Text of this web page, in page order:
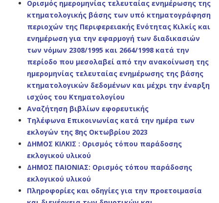
Ορισμός ημερομηνίας τελευταίας ενημέρωσης της
κτηματολογικής βάσης των υπό κτηματογράφηση
περιοχών της Περιφερειακής Ενότητας Κιλκίς και
ενημέρωση για την εφαρμογή των διαδικασιών
των νόμων 2308/1995 και 2664/1998 κατά την
περίοδο που μεσολαβεί από την ανακοίνωση της
ημερομηνίας τελευταίας ενημέρωσης της βάσης
κτηματολογικών δεδομένων και μέχρι την έναρξη
ισχύος του Κτηματολογίου
Αναζήτηση βιβλίων εφορευτικής
Τηλέφωνα Επικοινωνίας κατά την ημέρα των
εκλογών της 8ης Οκτωβρίου 2023
ΔΗΜΟΣ ΚΙΛΚΙΣ : Ορισμός τόπου παράδοσης
εκλογικού υλικού
ΔΗΜΟΣ ΠΑΙΟΝΙΑΣ: Ορισμός τόπου παράδοσης
εκλογικού υλικού
Πληροφορίες και οδηγίες για την προετοιμασία